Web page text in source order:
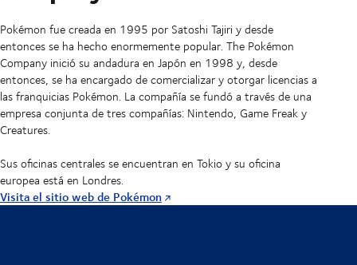
Pokémon fue creada en 1995 por Satoshi Tajiri y desde
entonces se ha hecho enormemente popular. The Pokémon
Company inició su andadura en Japón en 1998 y, desde
entonces, se ha encargado de comercializar y otorgar licencias a
las franquicias Pokémon. La compañía se fundó a través de una
empresa conjunta de tres compañías: Nintendo, Game Freak y
Creatures.
Sus oficinas centrales se encuentran en Tokio y su oficina
europea está en Londres.
Visita el sitio web de Pokémon